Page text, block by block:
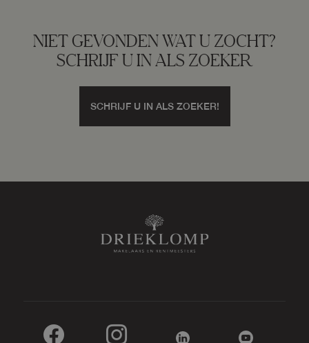
NIET GEVONDEN WAT U ZOCHT?
SCHRIJF U IN ALS ZOEKER
SCHRIJF U IN ALS ZOEKER!